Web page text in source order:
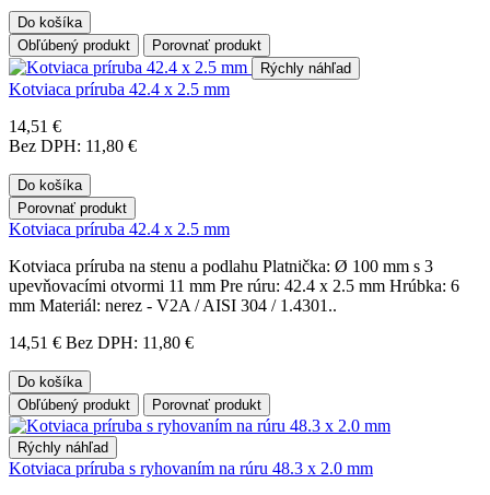
Do košíka
Obľúbený produkt
Porovnať produkt
Rýchly náhľad
Kotviaca príruba 42.4 x 2.5 mm
14,51 €
Bez DPH: 11,80 €
Do košíka
Porovnať produkt
Kotviaca príruba 42.4 x 2.5 mm
Kotviaca príruba na stenu a podlahu Platnička: Ø 100 mm s 3
upevňovacími otvormi 11 mm Pre rúru: 42.4 x 2.5 mm Hrúbka: 6
mm Materiál: nerez - V2A / AISI 304 / 1.4301..
14,51 € Bez DPH: 11,80 €
Do košíka
Obľúbený produkt
Porovnať produkt
Rýchly náhľad
Kotviaca príruba s ryhovaním na rúru 48.3 x 2.0 mm